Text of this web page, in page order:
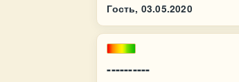
Гость, 03.05.2020
----------